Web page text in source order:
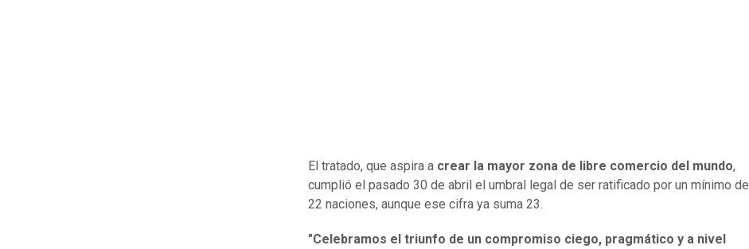
El tratado, que aspira a crear la mayor zona de libre comercio del mundo,
cumplió el pasado 30 de abril el umbral legal de ser ratificado por un mínimo de
22 naciones, aunque ese cifra ya suma 23.
"Celebramos el triunfo de un compromiso ciego, pragmático y a nivel